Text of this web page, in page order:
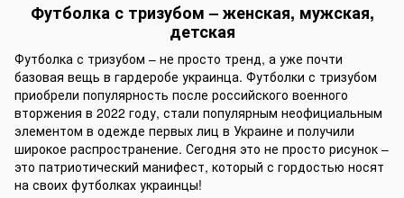
Футболка с тризубом – женская, мужская,
детская
Футболка с тризубом – не просто тренд, а уже почти
базовая вещь в гардеробе украинца. Футболки с тризубом
приобрели популярность после российского военного
вторжения в 2022 году, стали популярным неофициальным
элементом в одежде первых лиц в Украине и получили
широкое распространение. Сегодня это не просто рисунок –
это патриотический манифест, который с гордостью носят
на своих футболках украинцы!